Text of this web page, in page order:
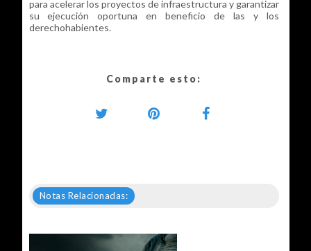
para acelerar los proyectos de infraestructura y garantizar
su ejecución oportuna en beneficio de las y los
derechohabientes.
Comparte esto:
Notas Relacionadas: